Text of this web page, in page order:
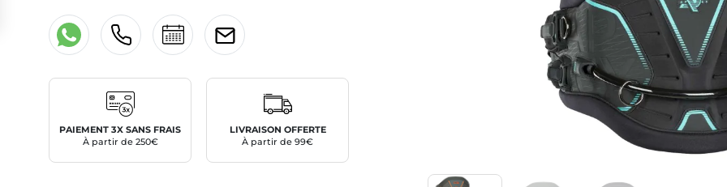
PAIEMENT 3X SANS FRAIS
À partir de 250€
LIVRAISON OFFERTE
À partir de 99€